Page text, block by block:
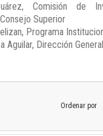
, Comisión de
Superior
Programa
Aguilar, Dirección
Ordenar por